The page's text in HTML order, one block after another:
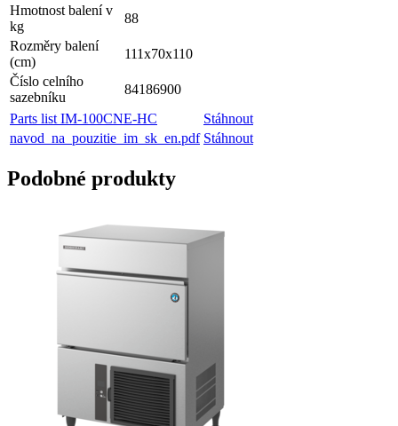
Hmotnost balení v
kg
88
Rozměry balení
(cm)
111x70x110
Číslo celního
sazebníku
84186900
Parts list IM-100CNE-HC
Stáhnout
navod_na_pouzitie_im_sk_en.pdf Stáhnout
Podobné produkty